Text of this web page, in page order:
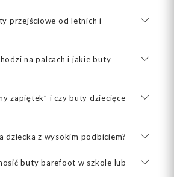
przejściowe od letnich i
na palcach i jakie buty
zapiętek” i czy buty dziecięce
dziecka z wysokim podbiciem?
buty barefoot w szkole lub